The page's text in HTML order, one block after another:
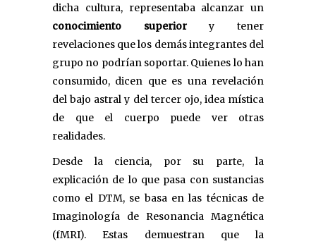
dicha cultura, representaba alcanzar un
conocimiento superiory tener
revelaciones que los demás integrantes del
grupo no podrían soportar. Quienes lo han
consumido, dicen que es una revelación
del bajo astral y del tercer ojo, idea mística
de que el cuerpo puede ver otras
realidades.
Desde la ciencia, por su parte, la
explicación de lo que pasa con sustancias
como el DTM, se basa en las técnicas de
Imaginología de Resonancia Magnética
(fMRI). Estas demuestran que la